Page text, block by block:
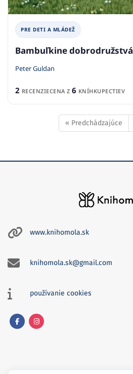
PRE DETI A MLÁDEŽ
Bambuľkine dobrodružstvá
Peter Guldan
2 RECENZIECENA Z 6 KNÍHKUPECTIEV
« Predchádzajúce
www.knihomola.sk
knihomola.sk@gmail.com
používanie cookies